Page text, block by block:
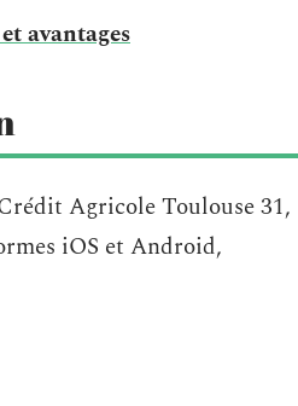
avantages
Agricole Toulouse 31,
iOS et Android,